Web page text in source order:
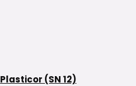
Plasticor (SN 12)